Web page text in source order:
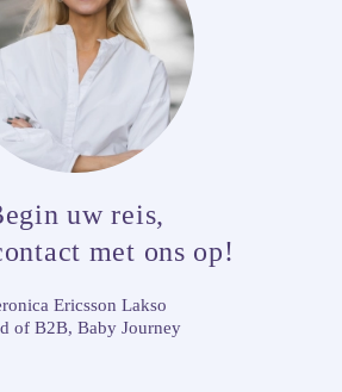
uw reis,
met ons op!
Ericsson Lakso
of B2B, Baby Journey